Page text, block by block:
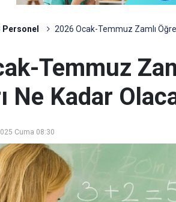
Personel 2026 Ocak-Temmuz Zamlı
Temmuz
Ne Kadar
Cuma 08:30